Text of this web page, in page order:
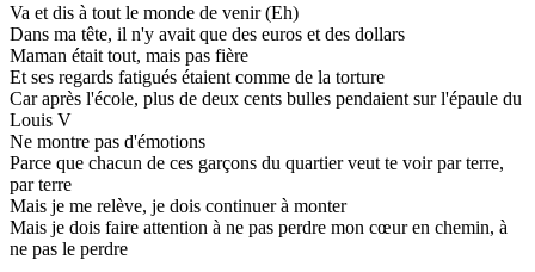
Va et dis à tout le monde de venir (Eh)
Dans ma tête, il n'y avait que des euros et des dollars
Maman était tout, mais pas fière
Et ses regards fatigués étaient comme de la torture
Car après l'école, plus de deux cents bulles pendaient sur l'épaule du
Louis V
Ne montre pas d'émotions
Parce que chacun de ces garçons du quartier veut te voir par terre,
par terre
Mais je me relève, je dois continuer à monter
Mais je dois faire attention à ne pas perdre mon cœur en chemin, à
ne pas le perdre